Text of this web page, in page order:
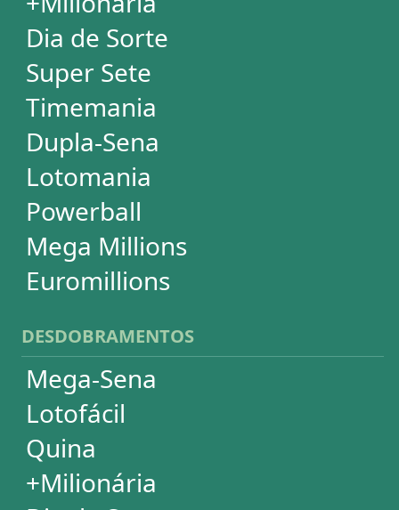
Mega Millions
Euromillions
DESDOBRAMENTOS
Mega-Sena
Lotofácil
Quina
+Milionária
Dia de Sorte
Timemania
Lotomania
Super Sete
PowerBall
Mega Millions
EuroMillions